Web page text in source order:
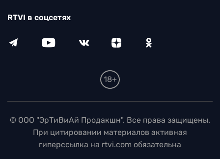
RTVI в соцсетях
18+
© ООО "ЭрТиВиАй Продакшн". Все права защищены.
При цитировании материалов активная
гиперссылка на rtvi.com обязательна